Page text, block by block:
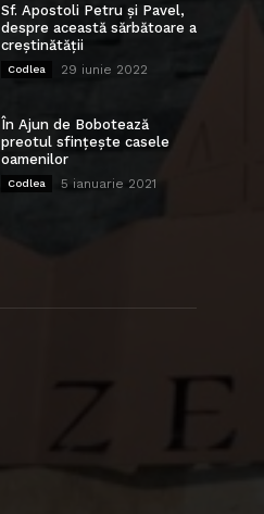
Sf. Apostoli Petru și Pavel,
despre această sărbătoare a
creștinătății
Codlea 29 iunie 2022
În Ajun de Bobotează
preotul sfințește casele
oamenilor
Codlea 5 ianuarie 2021